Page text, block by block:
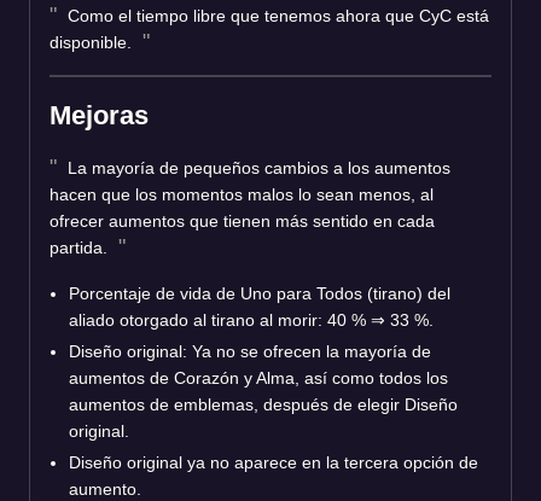
Como el tiempo libre que tenemos ahora que CyC está
disponible.
Mejoras
La mayoría de pequeños cambios a los aumentos
hacen que los momentos malos lo sean menos, al
ofrecer aumentos que tienen más sentido en cada
partida.
Porcentaje de vida de Uno para Todos (tirano) del
aliado otorgado al tirano al morir: 40 % ⇒ 33 %.
Diseño original: Ya no se ofrecen la mayoría de
aumentos de Corazón y Alma, así como todos los
aumentos de emblemas, después de elegir Diseño
original.
Diseño original ya no aparece en la tercera opción de
aumento.